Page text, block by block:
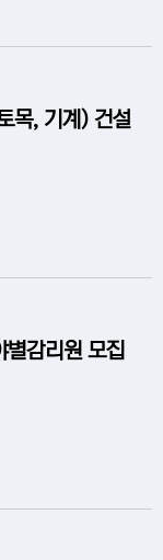
목, 기계) 건설
감리원 모집